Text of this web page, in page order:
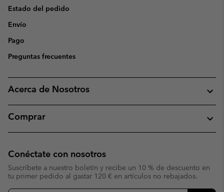
Estado del pedido
Envío
Pago
Preguntas frecuentes
Acerca de Nosotros
Comprar
Conéctate con nosotros
Suscríbete a nuestro boletín y recibe un 10 % de descuento en
tu primer pedido al gastar 120 € en artículos no rebajados.